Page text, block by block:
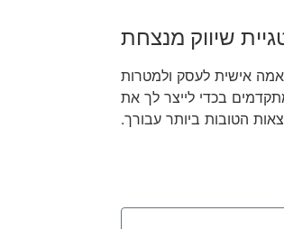
שיווק מנצחת
אישית לעסק ולמטרות
בכדי לייצר לך את
הטובות ביותר עבורך.